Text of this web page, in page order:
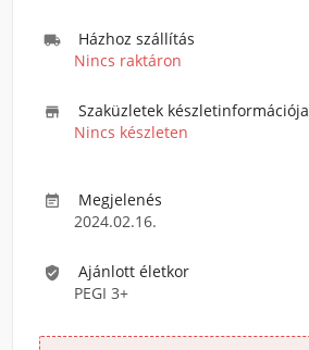

Házhoz szállítás
Nincs raktáron

Szaküzletek készletinformációja
Nincs készleten

Megjelenés
2024.02.16.

Ajánlott életkor
PEGI 3+